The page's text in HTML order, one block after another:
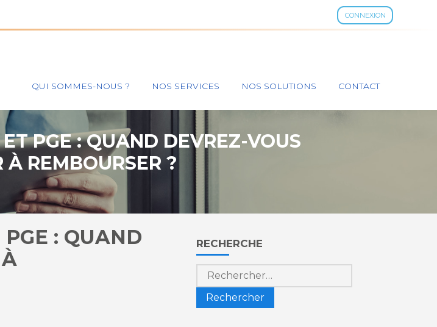
CONNEXION
Principal
QUI SOMMES-NOUS ? NOS SERVICES NOS SOLUTIONS CONTACT
PGE : QUAND DEVREZ-VOUS
À REMBOURSER ?
: QUAND
Blog
sidebar
RECHERCHE
Rechercher :